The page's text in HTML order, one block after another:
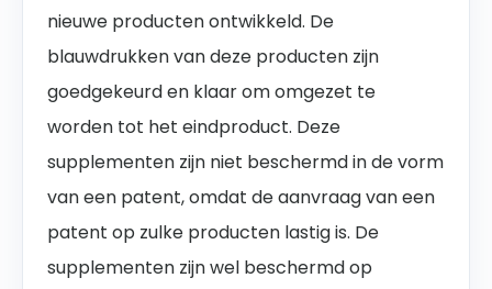
nieuwe producten ontwikkeld. De
blauwdrukken van deze producten zijn
goedgekeurd en klaar om omgezet te
worden tot het eindproduct. Deze
supplementen zijn niet beschermd in de vorm
van een patent, omdat de aanvraag van een
patent op zulke producten lastig is. De
supplementen zijn wel beschermd op